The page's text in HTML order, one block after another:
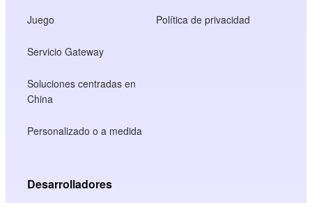
Juego
Servicio Gateway
Soluciones centradas en
China
Personalizado o a medida
Política de privacidad
Desarrolladores